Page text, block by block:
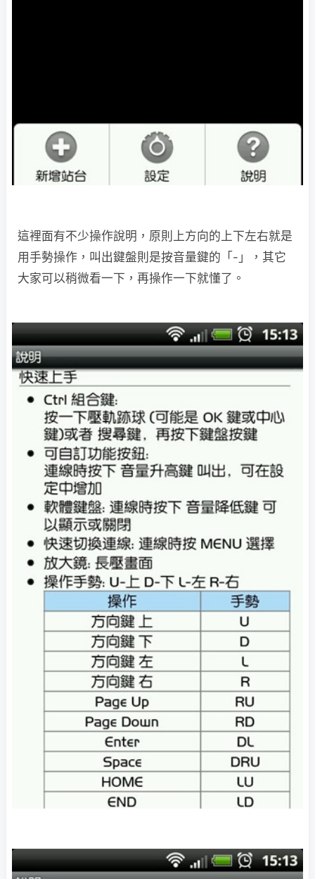
這裡面有不少操作說明，原則上方向的上下左右就是
用手勢操作，叫出鍵盤則是按音量鍵的「-」，其它
大家可以稍微看一下，再操作一下就懂了。